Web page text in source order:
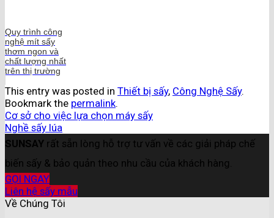
Quy trình công
nghệ mít sấy
thơm ngon và
chất lượng nhất
trên thị trường
This entry was posted in Thiết bị sấy, Công Nghệ Sấy.
Bookmark the permalink.
Cơ sở cho việc lựa chọn máy sấy
Nghề sấy lúa
SUNSAY rất sẵn lòng hỗ trợ tư vấn về các giải pháp chế
biến sấy & bảo quản theo nhu cầu của khách hàng.
GỌI NGAY
Liên hệ sấy mẫu
Về Chúng Tôi